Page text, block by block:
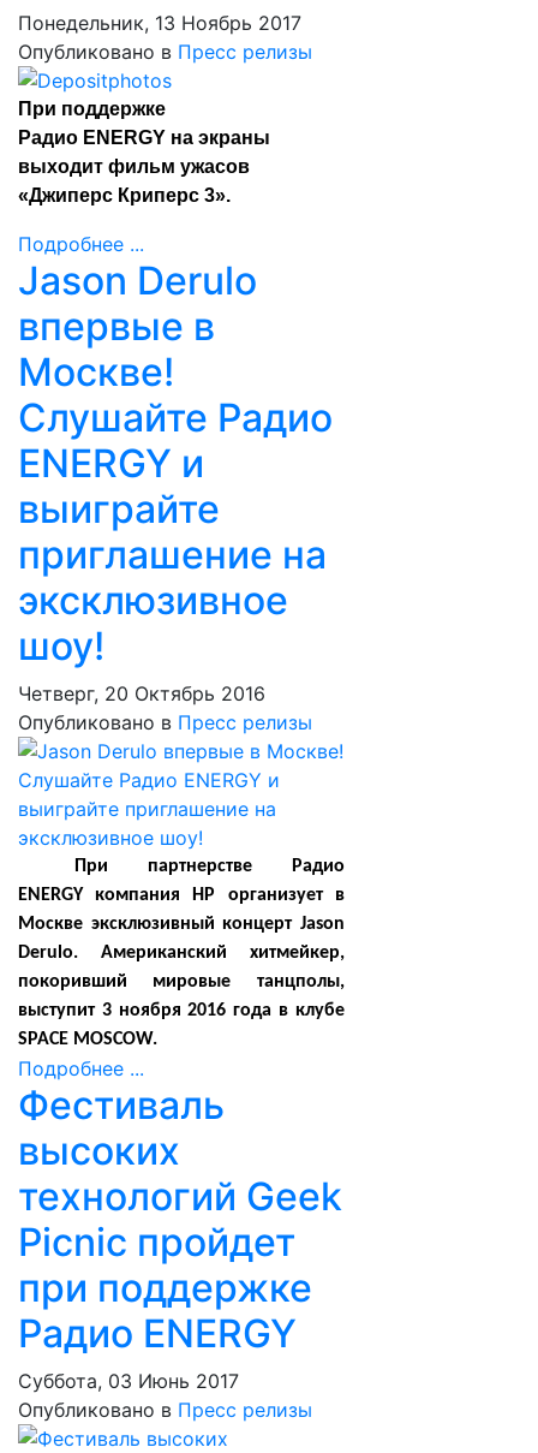
Понедельник, 13 Ноябрь 2017
Опубликовано в Пресс релизы
При поддержке
Радио ENERGY на экраны
выходит фильм ужасов
«Джиперс Криперс 3».
Подробнее ...
Jason Derulo
впервые в
Москве!
Слушайте Радио
ENERGY и
выиграйте
приглашение на
эксклюзивное
шоу!
Четверг, 20 Октябрь 2016
Опубликовано в Пресс релизы
При партнерстве Радио
ENERGY компания HP организует в
Москве эксклюзивный концерт Jason
Derulo. Американский хитмейкер,
покоривший мировые танцполы,
выступит 3 ноября 2016 года в клубе
SPACE MOSCOW.
Подробнее ...
Фестиваль
высоких
технологий Geek
Picnic пройдет
при поддержке
Радио ENERGY
Суббота, 03 Июнь 2017
Опубликовано в Пресс релизы